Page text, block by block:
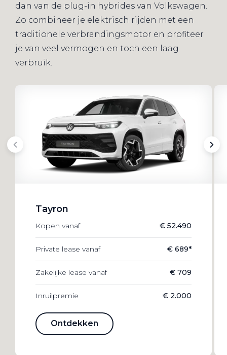
dan van de plug-in hybrides van Volkswagen.
Zo combineer je elektrisch rijden met een
traditionele verbrandingsmotor en profiteer
je van veel vermogen en toch een laag
verbruik.
Tayron
Kopen vanaf € 52.490
Private lease vanaf € 689*
Zakelijke lease vanaf € 709
Inruilpremie € 2.000
Ontdekken